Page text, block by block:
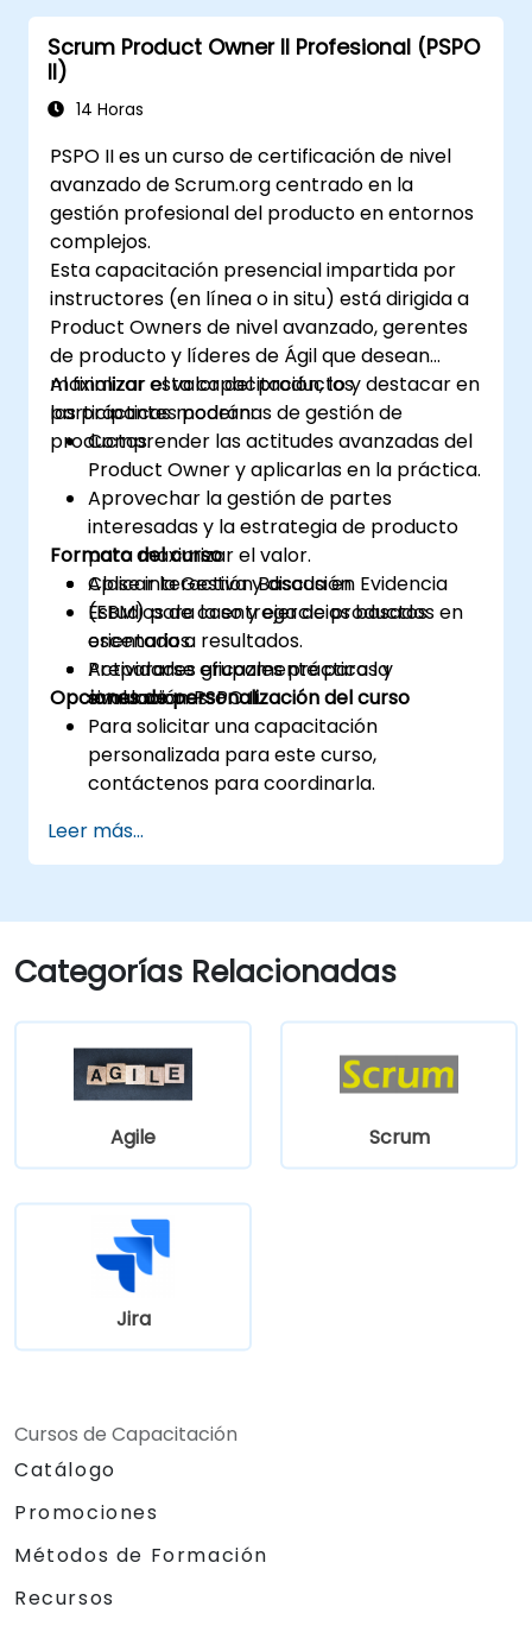
Scrum Product Owner II Profesional (PSPO
II)
14 Horas
PSPO II es un curso de certificación de nivel
avanzado de Scrum.org centrado en la
gestión profesional del producto en entornos
complejos.
Esta capacitación presencial impartida por
instructores (en línea o in situ) está dirigida a
Product Owners de nivel avanzado, gerentes
de producto y líderes de Ágil que desean
maximizar el valor del producto y destacar en
las prácticas modernas de gestión de
productos.
Al finalizar esta capacitación, los
participantes podrán:
Comprender las actitudes avanzadas del
Product Owner y aplicarlas en la práctica.
Aprovechar la gestión de partes
interesadas y la estrategia de producto
para maximizar el valor.
Aplicar la Gestión Basada en Evidencia
(EBM) para la entrega de productos
orientada a resultados.
Prepararse eficazmente para la
evaluación PSPO II.
Formato del curso
Clase interactiva y discusión.
Estudios de caso y ejercicios basados en
escenarios.
Actividades grupales prácticas y
simulaciones.
Opciones de personalización del curso
Para solicitar una capacitación
personalizada para este curso,
contáctenos para coordinarla.
Leer más...
Categorías Relacionadas
Agile Scrum
Jira
Cursos de Capacitación
Catálogo
Promociones
Métodos de Formación
Recursos